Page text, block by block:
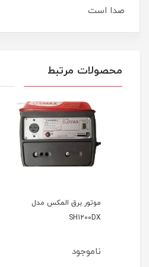
صدا است
محصولات مرتبط
موتور برق المکس مدل
SH1200DX
ناموجود